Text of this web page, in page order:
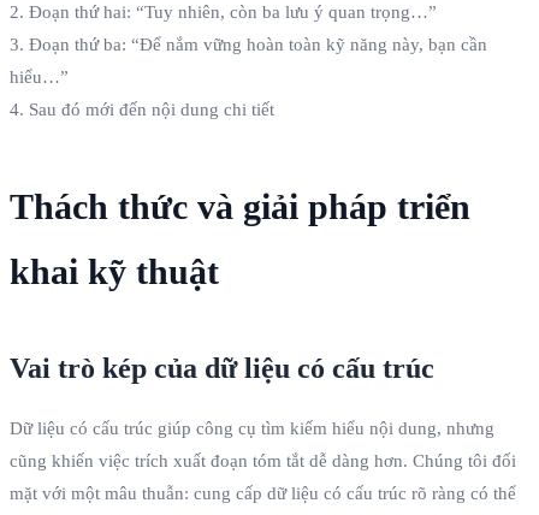
2. Đoạn thứ hai: “Tuy nhiên, còn ba lưu ý quan trọng…”
3. Đoạn thứ ba: “Để nắm vững hoàn toàn kỹ năng này, bạn cần
hiểu…”
4. Sau đó mới đến nội dung chi tiết
Thách thức và giải pháp triển
khai kỹ thuật
Vai trò kép của dữ liệu có cấu trúc
Dữ liệu có cấu trúc giúp công cụ tìm kiếm hiểu nội dung, nhưng
cũng khiến việc trích xuất đoạn tóm tắt dễ dàng hơn. Chúng tôi đối
mặt với một mâu thuẫn: cung cấp dữ liệu có cấu trúc rõ ràng có thể